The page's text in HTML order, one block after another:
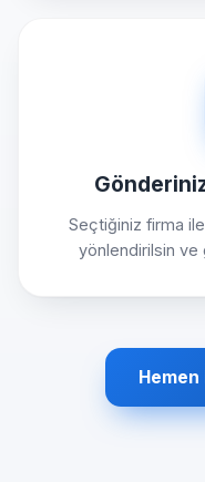
Seçtiğiniz firma
yönlendirilsin ve
Hemen